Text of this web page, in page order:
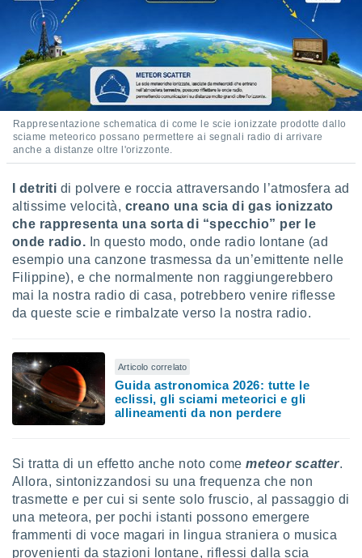
Rappresentazione schematica di come le scie ionizzate prodotte dallo
sciame meteorico possano permettere ai segnali radio di arrivare
anche a distanze oltre l'orizzonte.
I detriti di polvere e roccia attraversando l’atmosfera ad
altissime velocità, creano una scia di gas ionizzato
che rappresenta una sorta di “specchio” per le
onde radio. In questo modo, onde radio lontane (ad
esempio una canzone trasmessa da un’emittente nelle
Filippine), e che normalmente non raggiungerebbero
mai la nostra radio di casa, potrebbero venire riflesse
da queste scie e rimbalzate verso la nostra radio.
Articolo correlato
Guida astronomica 2026: tutte le
eclissi, gli sciami meteorici e gli
allineamenti da non perdere
Si tratta di un effetto anche noto comemeteor scatter.
Allora, sintonizzandosi su una frequenza che non
trasmette e per cui si sente solo fruscio, al passaggio di
una meteora, per pochi istanti possono emergere
frammenti di voce magari in lingua straniera o musica
provenienti da stazioni lontane, riflessi dalla scia